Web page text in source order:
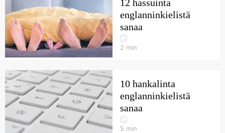
12 hassuinta
englanninkielistä
sanaa
2 min
10 hankalinta
englanninkielistä
sanaa
5 min